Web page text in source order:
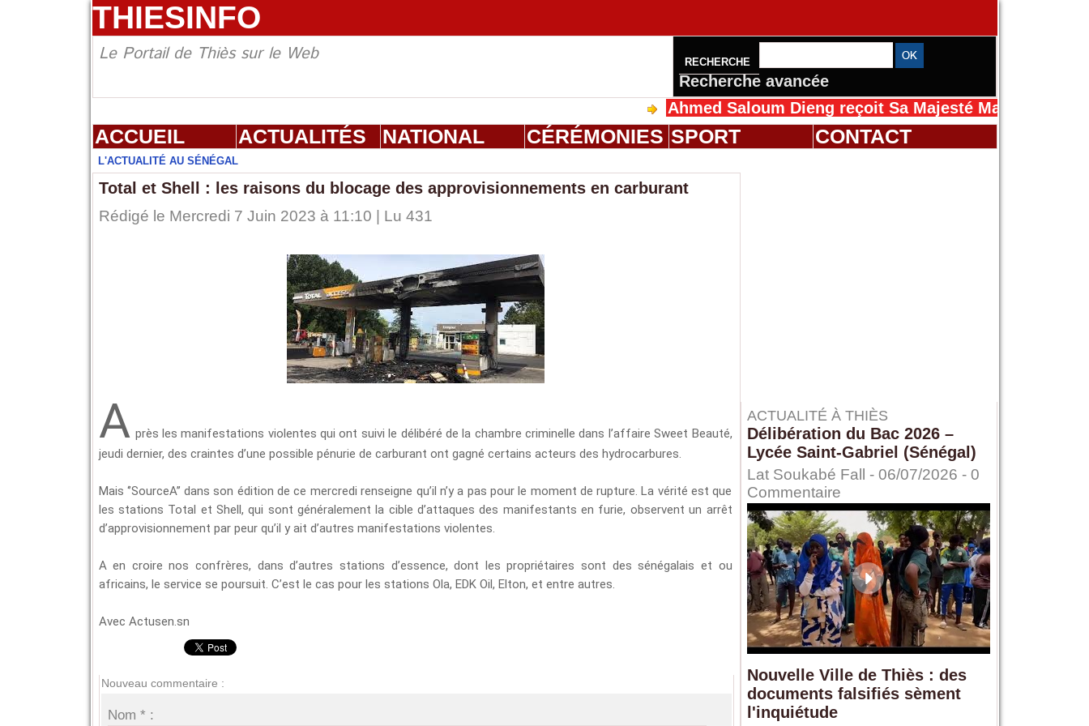
THIESINFO
Le Portail de Thiès sur le Web RECHERCHE
Recherche avancée
Ahmed Saloum Dieng reçoit Sa Majesté Mansah Cissé au
ACCUEIL ACTUALITÉS NATIONAL CÉRÉMONIES SPORT CONTACT
L'ACTUALITÉ AU SÉNÉGAL
Total et Shell : les raisons du blocage des approvisionnements en carburant
Rédigé le Mercredi 7 Juin 2023 à 11:10 | Lu 431
A près les manifestations violentes qui ont suivi le délibéré de la chambre criminelle dans l’affaire Sweet Beauté,
jeudi dernier, des craintes d’une possible pénurie de carburant ont gagné certains acteurs des hydrocarbures.
Mais ‘’SourceA’’ dans son édition de ce mercredi renseigne qu’il n’y a pas pour le moment de rupture. La vérité est que
les stations Total et Shell, qui sont généralement la cible d’attaques des manifestants en furie, observent un arrêt
d’approvisionnement par peur qu’il y ait d’autres manifestations violentes.
A en croire nos confrères, dans d’autres stations d’essence, dont les propriétaires sont des sénégalais et ou
africains, le service se poursuit. C’est le cas pour les stations Ola, EDK Oil, Elton, et entre autres.
Avec Actusen.sn
Nouveau commentaire :
Nom * :
ACTUALITÉ À THIÈS
Délibération du Bac 2026 –
Lycée Saint-Gabriel (Sénégal)
Lat Soukabé Fall - 06/07/2026 - 0
Commentaire
Nouvelle Ville de Thiès : des
documents falsifiés sèment
l'inquiétude